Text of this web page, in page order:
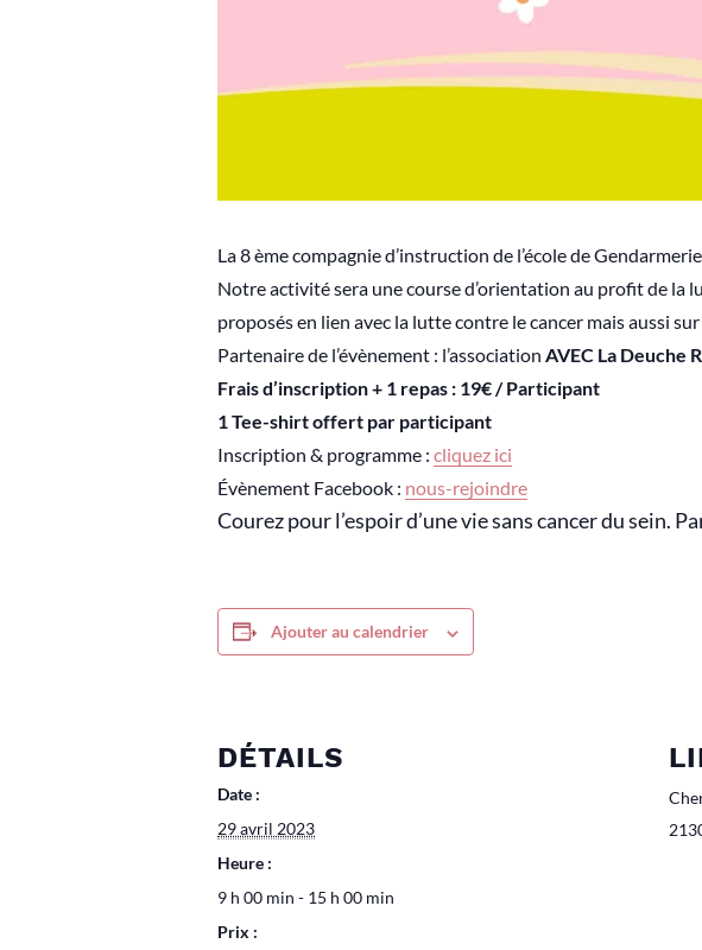
La 8 ème compagnie d’instruction de l’école de
Notre activité sera une course d’orientation au profit de la
proposés en lien avec la lutte contre le cancer mais aussi
Partenaire de l’évènement : l’association AVEC La Deuche
Frais d’inscription + 1 repas : 19€ / Participant
1 Tee-shirt offert par participant
Inscription & programme : cliquez ici
Évènement Facebook : nous-rejoindre
Courez pour l’espoir d’une vie sans cancer du sein.
Ajouter au calendrier
DÉTAILS
Date :
29 avril 2023
Heure :
9 h 00 min - 15 h 00 min
Prix :